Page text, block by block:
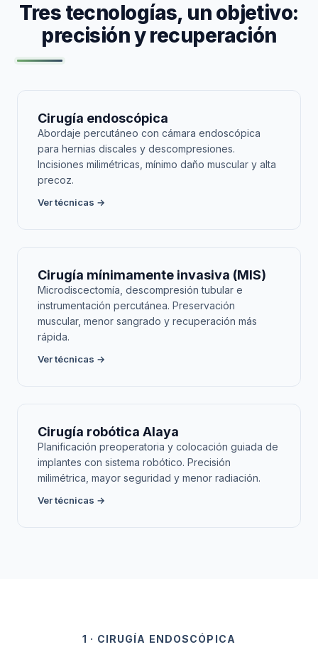
Tres tecnologías, un objetivo:
precisión y recuperación
Cirugía endoscópica
Abordaje percutáneo con cámara endoscópica
para hernias discales y descompresiones.
Incisiones milimétricas, mínimo daño muscular y alta
precoz.
Ver técnicas →
Cirugía mínimamente invasiva (MIS)
Microdiscectomía, descompresión tubular e
instrumentación percutánea. Preservación
muscular, menor sangrado y recuperación más
rápida.
Ver técnicas →
Cirugía robótica Alaya
Planificación preoperatoria y colocación guiada de
implantes con sistema robótico. Precisión
milimétrica, mayor seguridad y menor radiación.
Ver técnicas →
1 · CIRUGÍA ENDOSCÓPICA